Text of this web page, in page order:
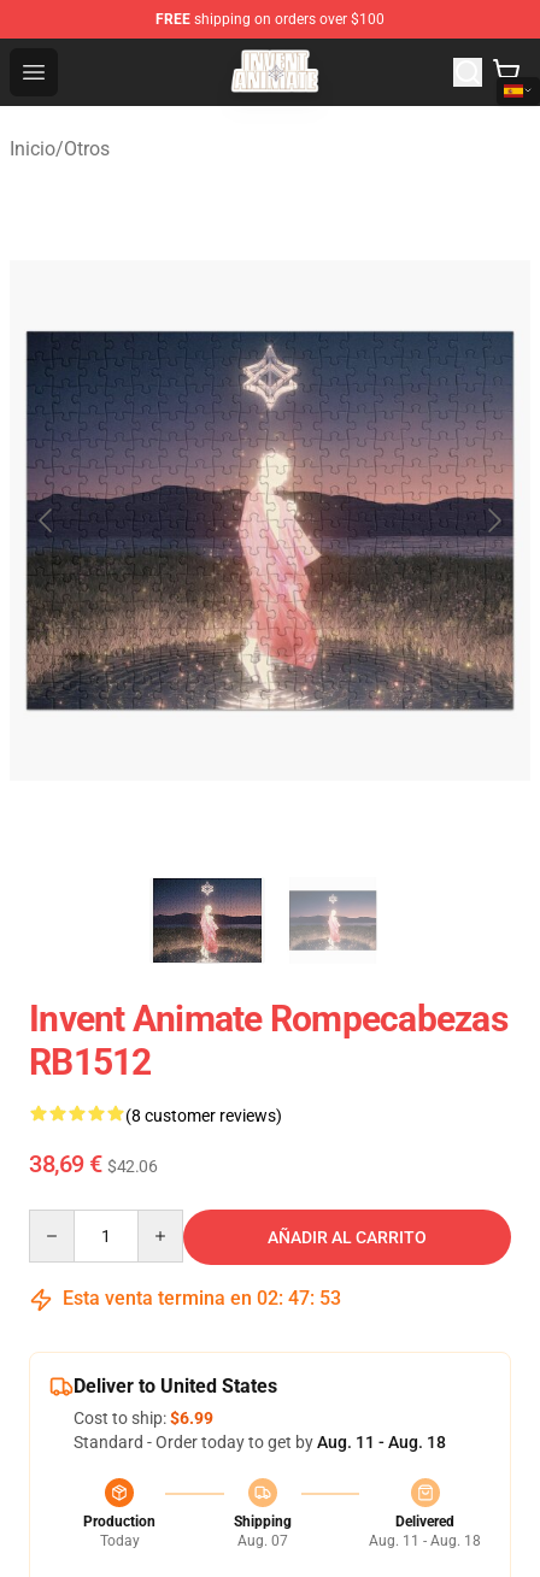
FREE shipping on orders over $100
Open menu
Invent Animate Shop - Official Invent Animate
Inicio/Otros
Invent Animate Rompecabezas
RB1512
(8 customer reviews)
38,69 € $42.06
AÑADIR AL CARRITO
Esta venta termina en 02: 47: 53
Deliver to United States
Cost to ship:$6.99
Standard - Order today to get byAug. 11 - Aug. 18
Production
Today
Shipping
Aug. 07
Delivered
Aug. 11 - Aug. 18